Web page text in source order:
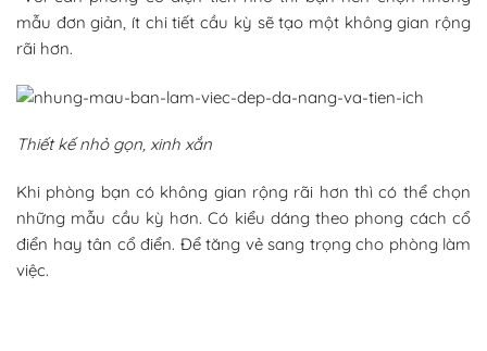
mẫu đơn giản, ít chi tiết cầu kỳ sẽ tạo một không gian rộng
rãi hơn.
Thiết kế nhỏ gọn, xinh xắn
Khi phòng bạn có không gian rộng rãi hơn thì có thể chọn
những mẫu cầu kỳ hơn. Có kiểu dáng theo phong cách cổ
điển hay tân cổ điển. Để tăng vẻ sang trọng cho phòng làm
việc.